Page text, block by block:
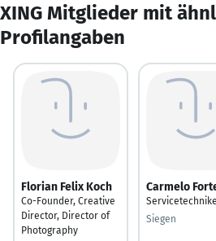
XING Mitglieder mit
Profilangaben
Florian Felix Koch
Co-Founder, Creative
Director, Director of
Photography
Carmelo
Siegen